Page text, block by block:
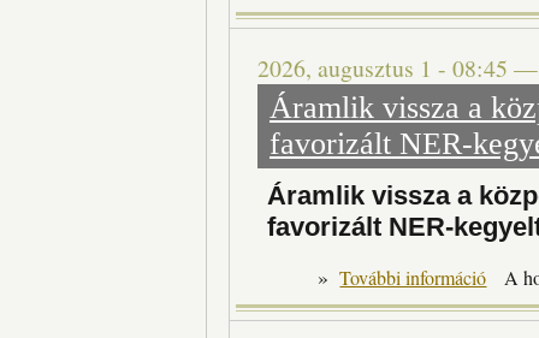
2026, augusztus 1 - 08:45
Áramlik vissza a
favorizált NER-
Áramlik vissza a
favorizált NER-
» További információ A